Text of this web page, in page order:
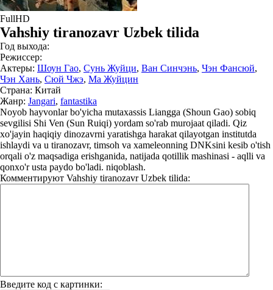
FullHD
Vahshiy tiranozavr Uzbek tilida
Год выхода:
Режиссер:
Актеры: Шоун Гао, Сунь Жуйци, Ван Синчэнь, Чэн Фансюй,
Чэн Хань, Сюй Чжэ, Ма Жуйцин
Страна: Китай
Жанр: Jangari, fantastika
Noyob hayvonlar bo'yicha mutaxassis Liangga (Shoun Gao) sobiq
sevgilisi Shi Ven (Sun Ruiqi) yordam so'rab murojaat qiladi. Qiz
xo'jayin haqiqiy dinozavrni yaratishga harakat qilayotgan institutda
ishlaydi va u tiranozavr, timsoh va xameleonning DNKsini kesib o'tish
orqali o'z maqsadiga erishganida, natijada qotillik mashinasi - aqlli va
qonxo'r usta paydo bo'ladi. niqoblash.
Комментируют Vahshiy tiranozavr Uzbek tilida:
Введите код с картинки: